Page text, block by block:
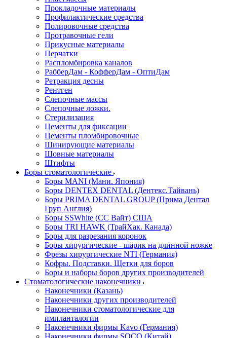
Прокладочные материалы
Профилактические средства
Полировочные средства
Протравочные гели
Прикусные материалы
Перчатки
Распломбировка каналов
РабберДам - КофферДам - ОптиДам
Ретракция десны
Рентген
Слепочные массы
Слепочные ложки.
Стерилизация
Цементы для фиксации
Цементы пломбировочные
Шинирующие материалы
Шовные материалы
Штифты
Боры стоматологические
Боры MANI (Мани. Япония)
Боры DENTEX DENTAL (Дентекс.Тайвань)
Боры PRIMA DENTAL GROUP (Прима Дентал
Груп Англия)
Боры SSWhite (СС Вайт) США
Боры TRI HAWK (ТрайХак. Канада)
Боры для разрезания коронок
Боры хирургические - шарик на длинной ножке
Фрезы хирургические NTI (Германия)
Кофры. Подставки. Щетки для боров
Боры и наборы боров других производителей
Стоматологические наконечники
Наконечники (Казань)
Наконечники других производителей
Наконечники стоматологические для
импланталогии
Наконечники фирмы Kavo (Германия)